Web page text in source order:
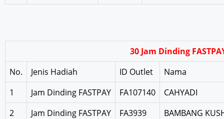
30 Jam Dinding
No.
Jenis Hadiah ID Outlet
Nama
1
Jam Dinding FASTPAY FA107140
CAHYADI
2
Jam Dinding FASTPAY FA3939
BAMBANG